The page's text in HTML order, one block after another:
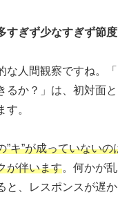
すぎず少なすぎず節度
な人間観察ですね。
るか？」は、初対面
す。
”キ”が成っていない
が伴います。何かが
と、レスポンスが遅